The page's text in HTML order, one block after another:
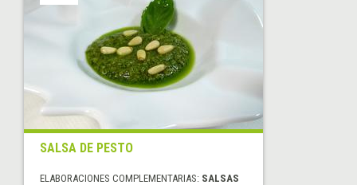
SALSA DE PESTO
ELABORACIONES COMPLEMENTARIAS: SALSAS